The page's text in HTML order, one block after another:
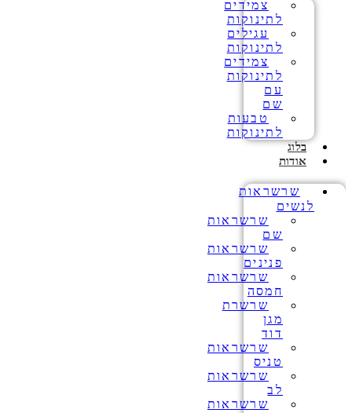
צמידים
לתינוקות
עגילים
לתינוקות
צמידים
לתינוקות
עם
שם
טבעות
לתינוקות
בלוג
אודות
שרשראות
לנשים
שרשראות
שם
שרשראות
פנינים
שרשראות
חמסה
שרשרת
מגן
דוד
שרשראות
טניס
שרשראות
לב
שרשראות